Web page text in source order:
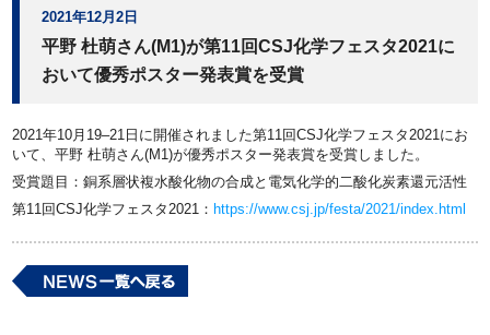
2021年12月2日
平野 杜萌さん(M1)が第11回CSJ化学フェスタ2021に
おいて優秀ポスター発表賞を受賞
2021年10月19–21日に開催されました第11回CSJ化学フェスタ2021にお
いて、平野 杜萌さん(M1)が優秀ポスター発表賞を受賞しました。
受賞題目：銅系層状複⽔酸化物の合成と電気化学的⼆酸化炭素還元活性
第11回CSJ化学フェスタ2021： https://www.csj.jp/festa/2021/index.html